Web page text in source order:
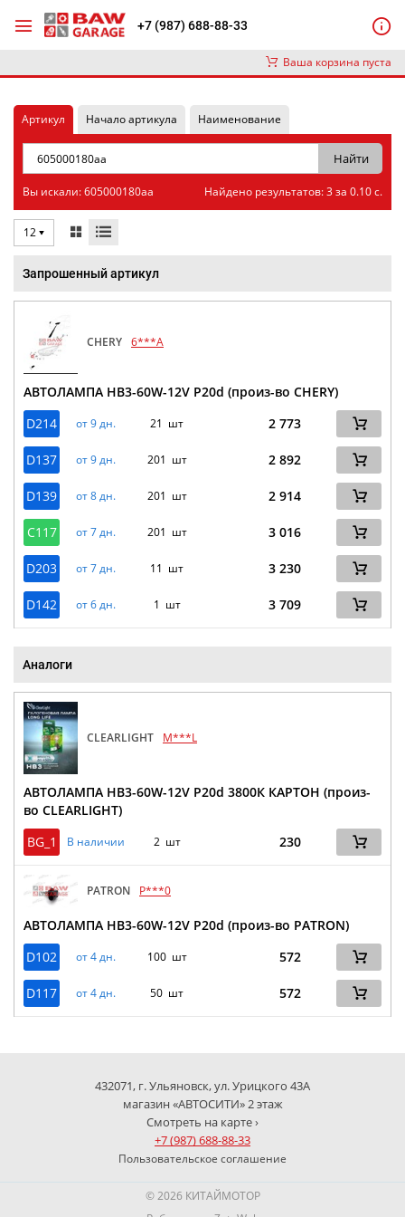
+7 (987) 688-88-33
Ваша корзина пуста
Артикул Начало артикула Наименование
Вы искали: 605000180aa Найдено результатов: 3 за 0.10 с.
12
Запрошенный артикул
CHERY 6***A
АВТОЛАМПА HB3-60W-12V P20d (произ-во CHERY)
D214
от 9 дн. 21 шт 2 773
D137 от 9 дн. 201 шт 2 892
D139 от 8 дн. 201 шт 2 914
C117 от 7 дн. 201 шт 3 016
D203 от 7 дн. 11 шт 3 230
D142 от 6 дн. 1 шт 3 709
Аналоги
CLEARLIGHT M***L
АВТОЛАМПА HB3-60W-12V P20d 3800К КАРТОН (произ-
во CLEARLIGHT)
BG_1
В наличии 2 шт 230
PATRON P***0
АВТОЛАМПА HB3-60W-12V P20d (произ-во PATRON)
D102
от 4 дн. 100 шт 572
D117 от 4 дн. 50 шт 572
432071, г. Ульяновск, ул. Урицкого 43А
магазин «АВТОСИТИ» 2 этаж
Смотреть на карте ›
+7 (987) 688-88-33
Пользовательское соглашение
© 2026 КИТАЙМОТОР